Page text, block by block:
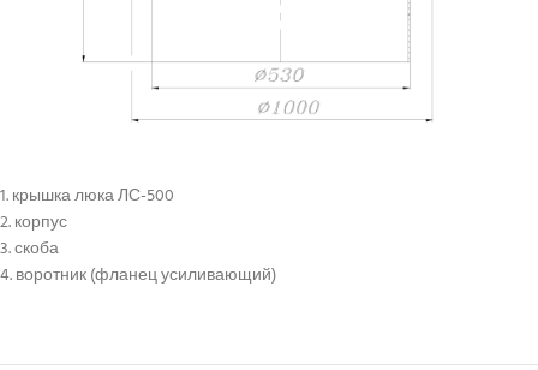
1. крышка люка ЛС-500
2. корпус
3. скоба
4. воротник (фланец усиливающий)